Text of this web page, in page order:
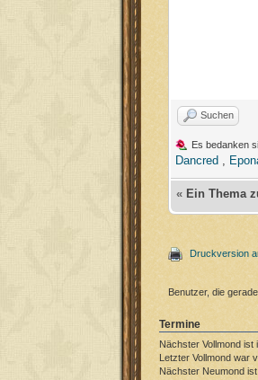
Suchen
Es bedanken
Dancred
« Ein Thema
Druckversion
Benutzer, die
Termine
Nächster Vollmond ist
Letzter Vollmond war
Nächster Neumond